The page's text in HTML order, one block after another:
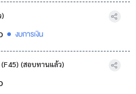
งบการเงิน
(สอบทานแล้ว)